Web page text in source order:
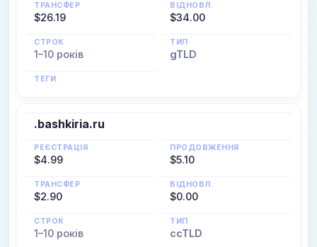
ТРАНСФЕР
$26.19
ВІДНОВЛ.
$34.00
СТРОК
1–10 років
ТИП
gTLD
ТЕГИ
.bashkiria.ru
РЕЄСТРАЦІЯ
$4.99
ПРОДОВЖЕННЯ
$5.10
ТРАНСФЕР
$2.90
ВІДНОВЛ.
$0.00
СТРОК
1–10 років
ТИП
ccTLD